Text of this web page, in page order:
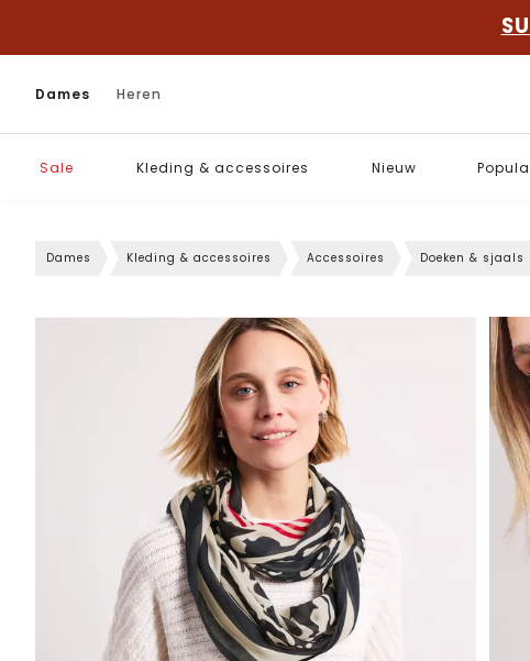
Dames Heren
Sale Kleding & accessoires Nieuw
Dames Kleding & accessoires Accessoires Doeken & sjaals